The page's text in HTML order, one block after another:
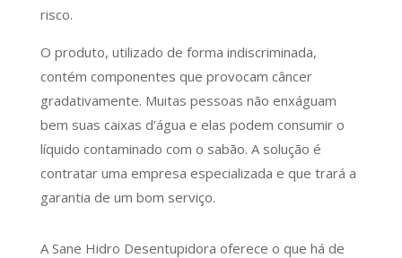
risco.
O produto, utilizado de forma indiscriminada,
contém componentes que provocam câncer
gradativamente. Muitas pessoas não enxáguam
bem suas caixas d’água e elas podem consumir o
líquido contaminado com o sabão. A solução é
contratar uma empresa especializada e que trará a
garantia de um bom serviço.
A Sane Hidro Desentupidora oferece o que há de